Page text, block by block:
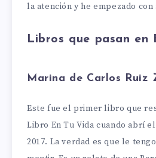
la atención y he empezado
Libros que pasan en
Marina de Carlos Ruiz
Este fue el primer libro que
Libro En Tu Vida cuando abrí
2017. La verdad es que le